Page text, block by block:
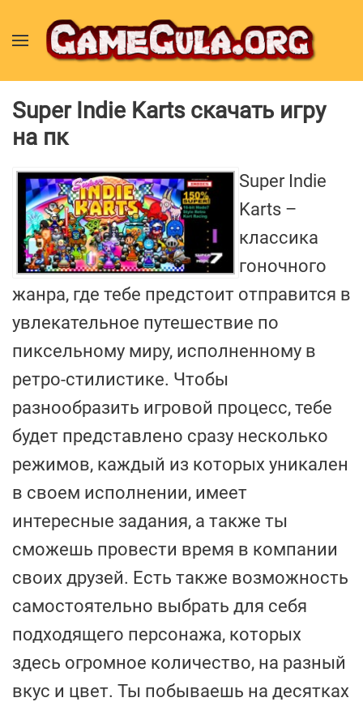
Super Indie Karts скачать игру
на пк
Super Indie
Karts –
классика
гоночного
жанра, где тебе предстоит отправится в
увлекательное путешествие по
пиксельному миру, исполненному в
ретро-стилистике. Чтобы
разнообразить игровой процесс, тебе
будет представлено сразу несколько
режимов, каждый из которых уникален
в своем исполнении, имеет
интересные задания, а также ты
сможешь провести время в компании
своих друзей. Есть также возможность
самостоятельно выбрать для себя
подходящего персонажа, которых
здесь огромное количество, на разный
вкус и цвет. Ты побываешь на десятках